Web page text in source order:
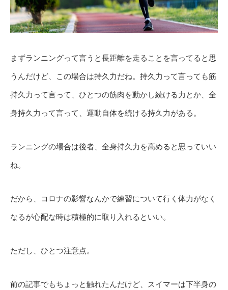
まずランニングって言うと長距離を走ることを言ってると思
うんだけど、この場合は持久力だね。持久力って言っても筋
持久力って言って、ひとつの筋肉を動かし続ける力とか、全
身持久力って言って、運動自体を続ける持久力がある。
ランニングの場合は後者、全身持久力を高めると思っていい
ね。
だから、コロナの影響なんかで練習について行く体力がなく
なるが心配な時は積極的に取り入れるといい。
ただし、ひとつ注意点。
前の記事でもちょっと触れたんだけど、スイマーは下半身の